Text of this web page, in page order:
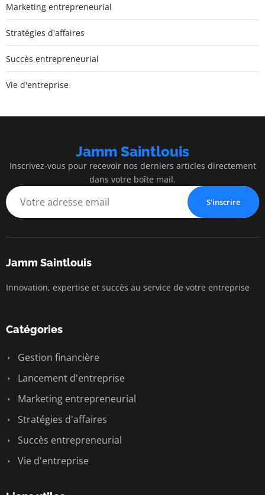
Marketing entrepreneurial
Stratégies d'affaires
Succès entrepreneurial
Vie d'entreprise
Jamm Saintlouis
Inscrivez-vous pour recevoir nos derniers articles directement
dans votre boîte mail.
S'inscrire
Jamm Saintlouis
Innovation, expertise et succès au service de votre entreprise
Catégories
Gestion financière
Lancement d'entreprise
Marketing entrepreneurial
Stratégies d'affaires
Succès entrepreneurial
Vie d'entreprise